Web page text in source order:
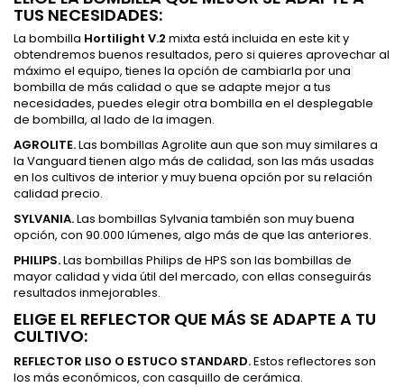
TUS NECESIDADES:
La bombilla Hortilight V.2 mixta está incluida en este kit y
obtendremos buenos resultados, pero si quieres aprovechar al
máximo el equipo, tienes la opción de cambiarla por una
bombilla de más calidad o que se adapte mejor a tus
necesidades, puedes elegir otra bombilla en el desplegable
de bombilla, al lado de la imagen.
AGROLITE.Las bombillas Agrolite aun que son muy similares a
la Vanguard tienen algo más de calidad, son las más usadas
en los cultivos de interior y muy buena opción por su relación
calidad precio.
SYLVANIA.Las bombillas Sylvania también son muy buena
opción, con 90.000 lúmenes, algo más de que las anteriores.
PHILIPS.Las bombillas Philips de HPS son las bombillas de
mayor calidad y vida útil del mercado, con ellas conseguirás
resultados inmejorables.
ELIGE EL REFLECTOR QUE MÁS SE ADAPTE A TU
CULTIVO:
REFLECTOR LISO O ESTUCO STANDARD.Estos reflectores son
los más económicos, con casquillo de cerámica.